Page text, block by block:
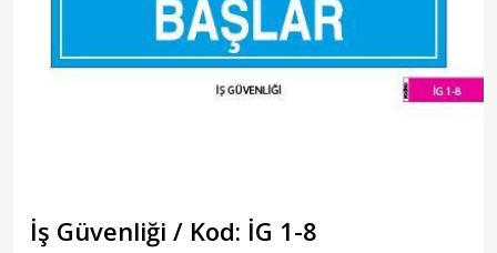
İş Güvenliği / Kod: İG 1-8